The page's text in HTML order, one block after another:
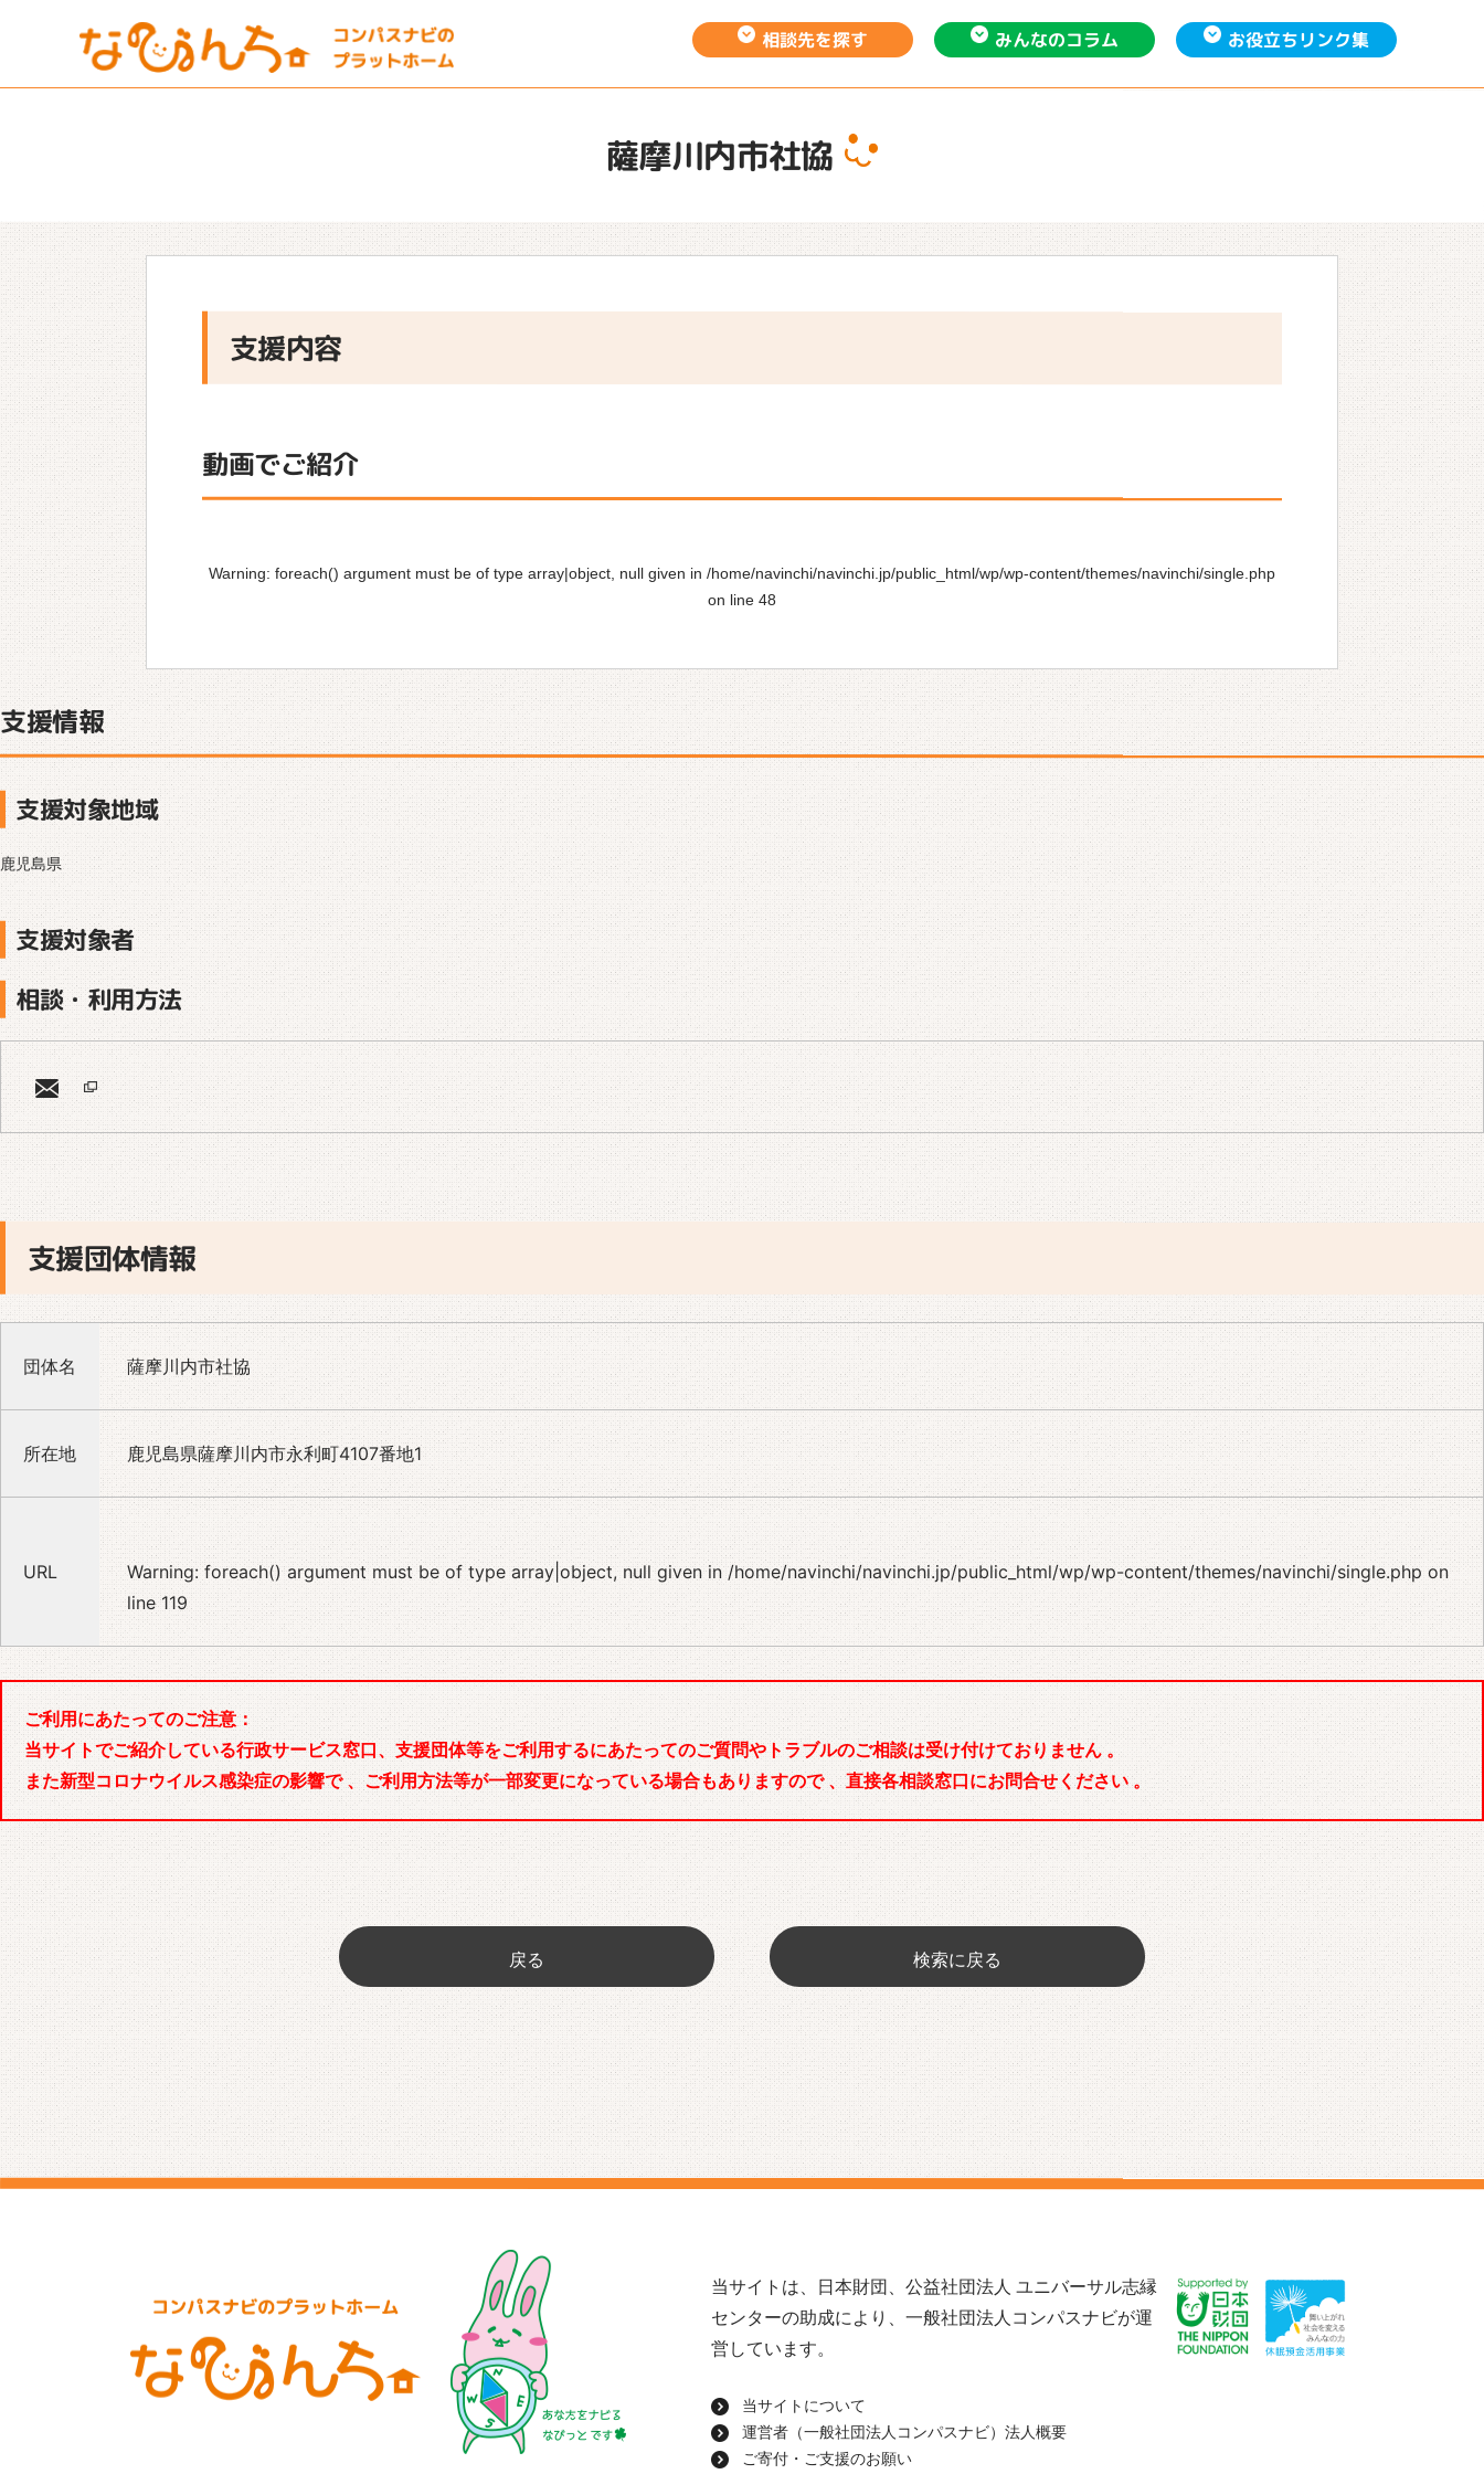
相談先を探す みんなのコラム お役立ちリンク集
薩摩川内市社協
支援内容
動画でご紹介
Warning: foreach() argument must be of type array|object, null given in /home/navinchi/navinchi.jp/public_html/wp/wp-content/themes/navinchi/single.php
on line 48
支援情報
支援対象地域
鹿児島県
支援対象者
相談・利用方法
支援団体情報
団体名 薩摩川内市社協
所在地 鹿児島県薩摩川内市永利町4107番地1
URL Warning: foreach() argument must be of type array|object, null given in/home/navinchi/navinchi.jp/public_html/wp/wp-content/themes/navinchi/single.php on
line119
ご利用にあたってのご注意：
当サイトでご紹介している行政サービス窓口、支援団体等をご利用するにあたってのご質問やトラブルのご相談は受け付けておりません 。
また新型コロナウイルス感染症の影響で 、ご利用方法等が一部変更になっている場合もありますので 、直接各相談窓口にお問合せください 。
戻る 検索に戻る
当サイトは、日本財団、公益社団法人 ユニバーサル志縁
センターの助成により、一般社団法人コンパスナビが運
営しています。
当サイトについて
運営者（一般社団法人コンパスナビ）法人概要
ご寄付・ご支援のお願い